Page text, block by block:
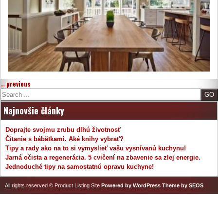
←previous
Search
Najnovšie články
Doprajte svojmu zrubu dlhú životnosť
Čítanie s bábätkami. Aké knihy vybrať?
Tipy a rady ako na to si vymyslieť vašu vysnívanú kuchynu!
Jarná očista a regenerácia. 5 cvičení na zbavenie sa zlej energie.
Jednoduché tipy na samostatnú opravu kuchyne!
All rights reserved © Product Listing Site Powered by WordPress Theme by SEOS